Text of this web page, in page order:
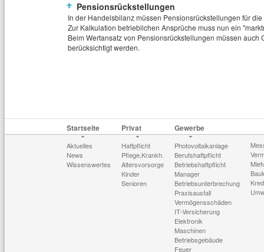
Pensionsrückstellungen
In der Handelsbilanz müssen Pensionsrückstellungen für
Zur Kalkulation betrieblichen Ansprüche muss nun ein
Beim Wertansatz von Pensionsrückstellungen müssen
berücksichtigt werden.
Startseite
Aktuelles
News
Wissenswertes
Privat
Haftpflicht
Pflege,Krankh.
Altersvorsorge
Kinder
Senioren
Gewerbe
Photovoltaikanlage
Berufshaftpflicht
Betriebshaftpflicht
Manager
Betriebsunterbrechung
Praxisausfall
Vermögensschäden
IT-Versicherung
Elektronik
Maschinen
Betriebsgebäude
Feuer